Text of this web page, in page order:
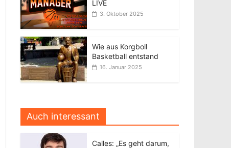
LIVE
3. Oktober 2025
Wie aus Korgboll
Basketball entstand
16. Januar 2025
Auch interessant
Calles: „Es geht darum,